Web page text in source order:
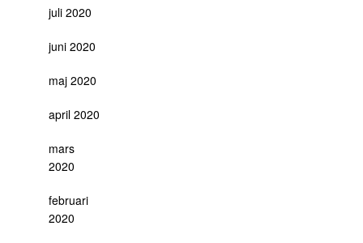
juli 2020
juni 2020
maj 2020
april 2020
mars
2020
februari
2020